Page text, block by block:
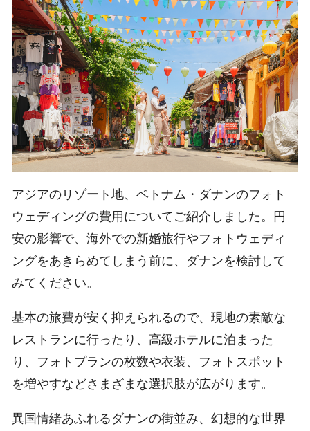
アジアのリゾート地、ベトナム・ダナンのフォト
ウェディングの費用についてご紹介しました。円
安の影響で、海外での新婚旅行やフォトウェディ
ングをあきらめてしまう前に、ダナンを検討して
みてください。
基本の旅費が安く抑えられるので、現地の素敵な
レストランに行ったり、高級ホテルに泊まった
り、フォトプランの枚数や衣装、フォトスポット
を増やすなどさまざまな選択肢が広がります。
異国情緒あふれるダナンの街並み、幻想的な世界